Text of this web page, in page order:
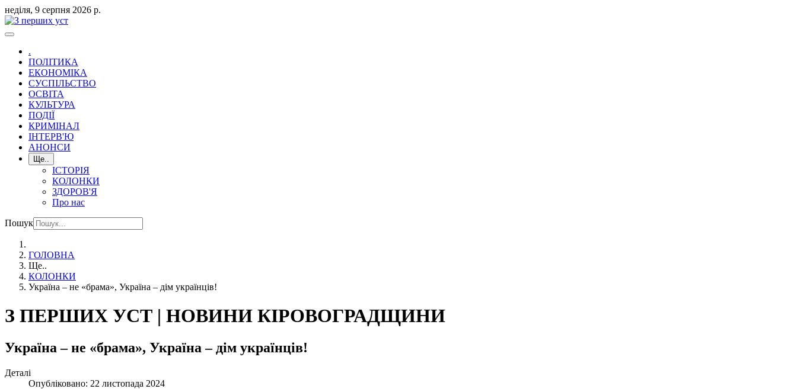
неділя, 9 серпня 2026 р.
.
ПОЛІТИКА
ЕКОНОМІКА
СУСПІЛЬСТВО
ОСВІТА
КУЛЬТУРА
ПОДІЇ
КРИМІНАЛ
ІНТЕРВ'Ю
АНОНСИ
Ще..
ІСТОРІЯ
КОЛОНКИ
ЗДОРОВ'Я
Про нас
Пошук
ГОЛОВНА
Ще..
КОЛОНКИ
Україна – не «брама», Україна – дім українців!
З ПЕРШИХ УСТ | НОВИНИ КІРОВОГРАДЩИНИ
Україна – не «брама», Україна – дім українців!
Деталі
Опубліковано: 22 листопада 2024